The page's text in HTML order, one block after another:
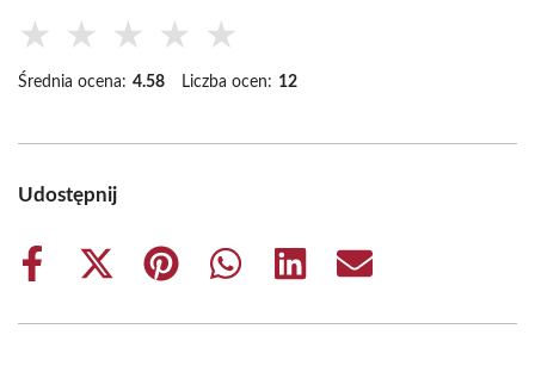
★ ★ ★ ★ ★
Średnia ocena: 4.58 Liczba ocen: 12
Udostępnij
Share
Share
(Twitter)
Share
Share
Share
Share